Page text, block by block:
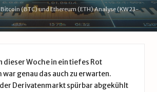
Bitcoin (BTC) und Ethereum (ETH) Analyse (KW23-
dieser Woche in ein tiefes Rot
genau das auch zu erwarten.
Derivatenmarkt spürbar abgekühlt